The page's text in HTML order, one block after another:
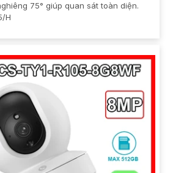
75° giúp quan sát toàn diện.
H